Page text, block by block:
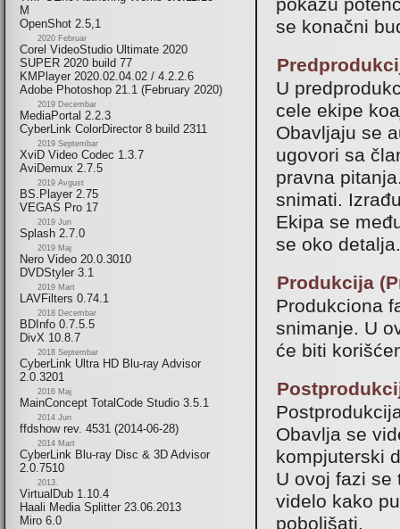
M
OpenShot 2.5,1
2020 Februar
Corel VideoStudio Ultimate 2020
SUPER 2020 build 77
KMPlayer 2020.02.04.02 / 4.2.2.6
Adobe Photoshop 21.1 (February 2020)
2019 Decembar
MediaPortal 2.2.3
CyberLink ColorDirector 8 build 2311
2019 Septembar
XviD Video Codec 1.3.7
AviDemux 2.7.5
2019 Avgust
BS.Player 2.75
VEGAS Pro 17
2019 Jun
Splash 2.7.0
2019 Maj
Nero Video 20.0.3010
DVDStyler 3.1
2019 Mart
LAVFilters 0.74.1
2018 Decembar
BDInfo 0.7.5.5
DivX 10.8.7
2018 Septembar
CyberLink Ultra HD Blu-ray Advisor
2.0.3201
2016 Maj
MainConcept TotalCode Studio 3.5.1
2014 Jun
ffdshow rev. 4531 (2014-06-28)
2014 Mart
CyberLink Blu-ray Disc & 3D Advisor
2.0.7510
2013.
VirtualDub 1.10.4
Haali Media Splitter 23.06.2013
Miro 6.0
pokažu
se konačni
U
cele ekipe
Obavljaju se
ugovori sa
pravna
snimati.
Ekipa se
se oko detalja.
Produkcija
Produkciona
snimanje. U
će biti
Obavlja se
kompjuterski
U ovoj fazi se
videlo kako
poboljšati.